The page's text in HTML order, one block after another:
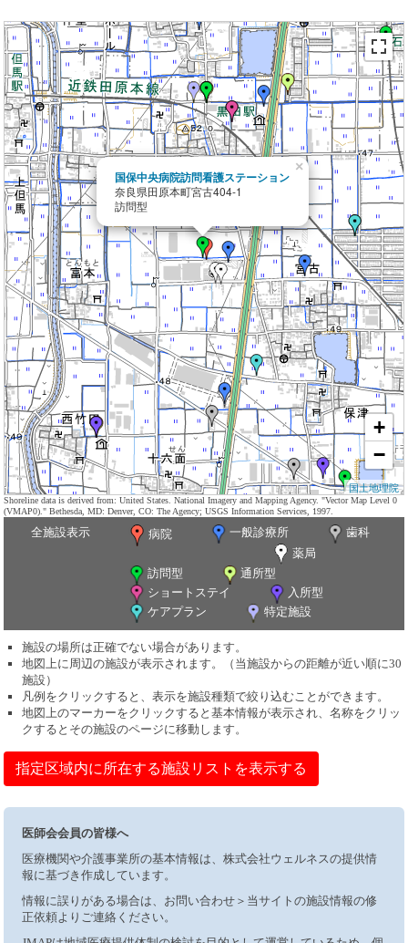
国保中央病院訪問看護ステーション
奈良県田原本町宮古404-1
訪問型
×
+
−
国土地理院
Shoreline data is derived from: United States. National Imagery and Mapping Agency. "Vector Map Level 0
(VMAP0)." Bethesda, MD: Denver, CO: The Agency; USGS Information Services, 1997.
全施設表示 病院 一般診療所
歯科
薬局
訪問型
通所型
ショートステイ
入所型
ケアプラン
特定施設
施設の場所は正確でない場合があります。
地図上に周辺の施設が表示されます。（当施設からの距離が近い順に30
施設）
凡例をクリックすると、表示を施設種類で絞り込むことができます。
地図上のマーカーをクリックすると基本情報が表示され、名称をクリッ
クするとその施設のページに移動します。
指定区域内に所在する施設リストを表示する
医師会会員の皆様へ
医療機関や介護事業所の基本情報は、株式会社ウェルネスの提供情
報に基づき作成しています。
情報に誤りがある場合は、お問い合わせ＞当サイトの施設情報の修
正依頼よりご連絡ください。